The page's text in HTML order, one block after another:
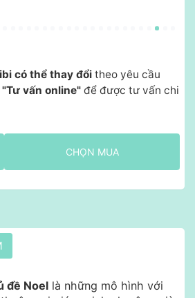
có thể thay đổi theo yêu cầu
"Tư vấn online" để được tư vấn chi
CHỌN MUA
đề Noel là những mô hình với